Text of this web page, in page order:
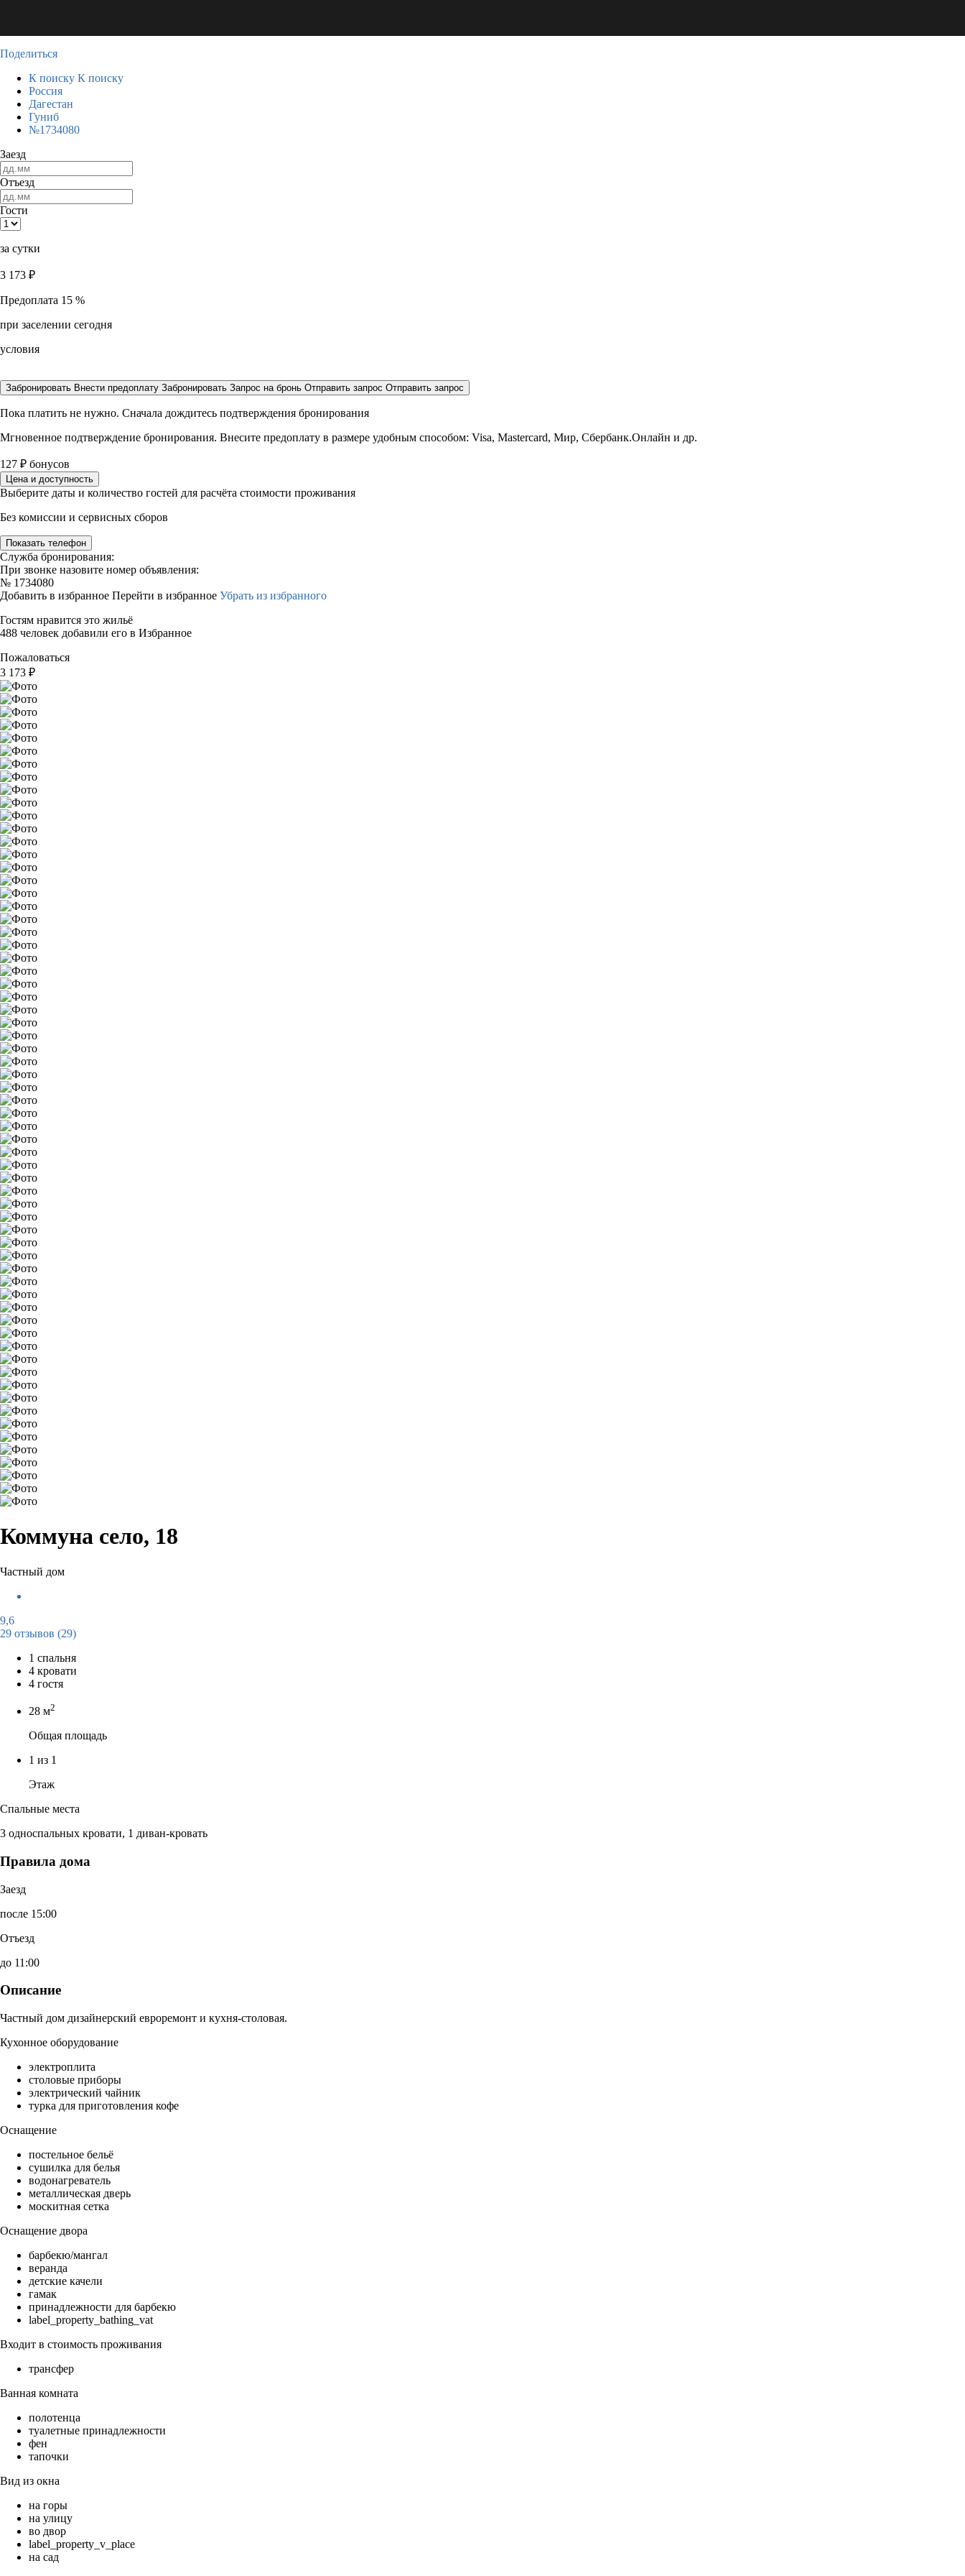
Поделиться
К поиску К поиску
Россия
Дагестан
Гуниб
№1734080
Заезд
Отъезд
Гости
за сутки
3 173 ₽
Предоплата 15 %
при заселении сегодня
условия
Забронировать Внести предоплату Забронировать Запрос на бронь Отправить запрос Отправить запрос
Пока платить не нужно. Сначала дождитесь подтверждения бронирования
Мгновенное подтверждение бронирования. Внесите предоплату в размере удобным способом: Visa, Mastercard, Мир, Сбербанк.Онлайн и др.
127 ₽ бонусов
Цена и доступность
Выберите даты и количество гостей для расчёта стоимости проживания
Без комиссии и сервисных сборов
Показать телефон
Служба бронирования:
При звонке назовите номер объявления:
№ 1734080
Добавить в избранное Перейти в избранное Убрать из избранного
Гостям нравится это жильё
488 человек добавили его в Избранное
Пожаловаться
3 173 ₽
Коммуна село, 18
Частный дом
9,6
29 отзывов (29)
1 спальня
4 кровати
4 гостя
28 м2
Общая площадь
1 из 1
Этаж
Спальные места
3 односпальных кровати, 1 диван-кровать
Правила дома
Заезд
после 15:00
Отъезд
до 11:00
Описание
Частный дом дизайнерский евроремонт и кухня-столовая.
Кухонное оборудование
электроплита
столовые приборы
электрический чайник
турка для приготовления кофе
Оснащение
постельное бельё
сушилка для белья
водонагреватель
металлическая дверь
москитная сетка
Оснащение двора
барбекю/мангал
веранда
детские качели
гамак
принадлежности для барбекю
label_property_bathing_vat
Входит в стоимость проживания
трансфер
Ванная комната
полотенца
туалетные принадлежности
фен
тапочки
Вид из окна
на горы
на улицу
во двор
label_property_v_place
на сад